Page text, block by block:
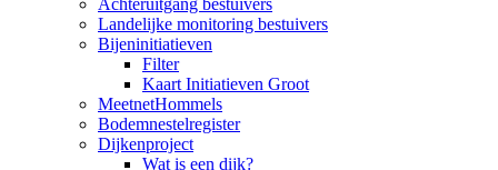
Achteruitgang bestuivers
Landelijke monitoring bestuivers
Bijeninitiatieven
Filter
Kaart Initiatieven Groot
MeetnetHommels
Bodemnestelregister
Dijkenproject
Wat is een dijk?